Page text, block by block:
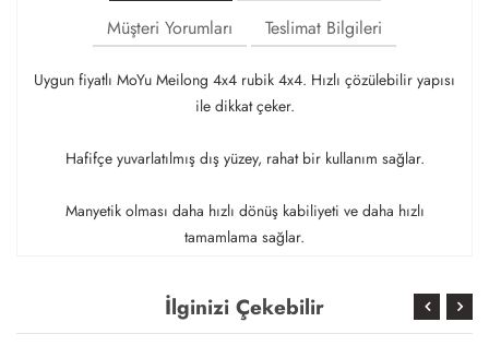
Müşteri Yorumları
Teslimat Bilgileri
Uygun fiyatlı MoYu Meilong 4x4 rubik 4x4. Hızlı çözülebilir yapısı
ile dikkat çeker.
Hafifçe yuvarlatılmış dış yüzey, rahat bir kullanım sağlar.
Manyetik olması daha hızlı dönüş kabiliyeti ve daha hızlı
tamamlama sağlar.
İlginizi Çekebilir